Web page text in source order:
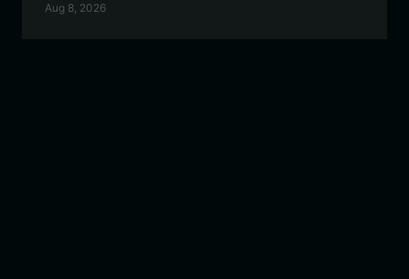
participar de forma segura en el ecosistema meme de
Aug 8, 2026